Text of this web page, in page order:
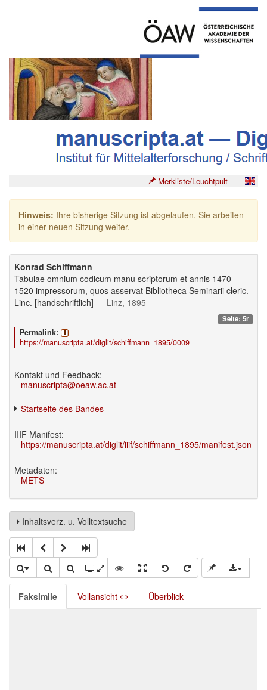
Merkliste/Leuchtpult
Hinweis: Ihre bisherige Sitzung ist abgelaufen. Sie arbeiten
in einer neuen Sitzung weiter.
Konrad Schiffmann
Tabulae omnium codicum manu scriptorum et annis 1470-
1520 impressorum, quos asservat Bibliotheca Seminarii cleric.
Linc. [handschriftlich] — Linz, 1895
Seite: 5r
Permalink:
https://manuscripta.at/diglit/schiffmann_1895/0009
Kontakt und Feedback:
manuscripta@oeaw.ac.at
Startseite des Bandes
IIIF Manifest:
https://manuscripta.at/diglit/iiif/schiffmann_1895/manifest.json
Metadaten:
METS
Inhaltsverz. u. Volltextsuche
Faksimile Vollansicht Überblick